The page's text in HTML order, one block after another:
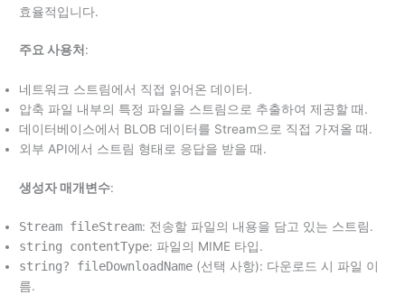
효율적입니다.
주요 사용처 :
네트워크 스트림에서 직접 읽어온 데이터.
압축 파일 내부의 특정 파일을 스트림으로 추출하여 제공할 때.
데이터베이스에서 BLOB 데이터를 Stream으로 직접 가져올 때.
외부 API에서 스트림 형태로 응답을 받을 때.
생성자 매개변수:
Stream fileStream: 전송할 파일의 내용을 담고 있는 스트림.
string contentType: 파일의 MIME 타입.
string? fileDownloadName (선택 사항): 다운로드 시 파일 이
름.